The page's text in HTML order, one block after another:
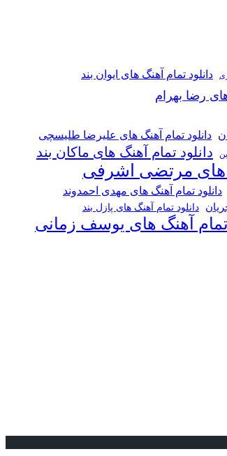
دانلود تمام آهنگ های ایوان بند
رضا بهرام
دانلود تمام آهنگ های علیرضا طلیسچی
دانلود تمام آهنگ های ماکان بند
های مرتضی اشرفی
دانلود تمام آهنگ های مهدی احمدوند
دانلود تمام آهنگ های پازل بند
تمام آهنگ های یوسف زمانی